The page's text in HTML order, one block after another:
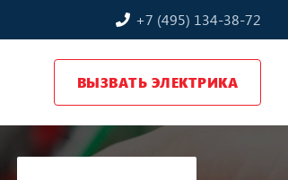
+7 (495) 134-38-72
ВЫЗВАТЬ ЭЛЕКТРИКА